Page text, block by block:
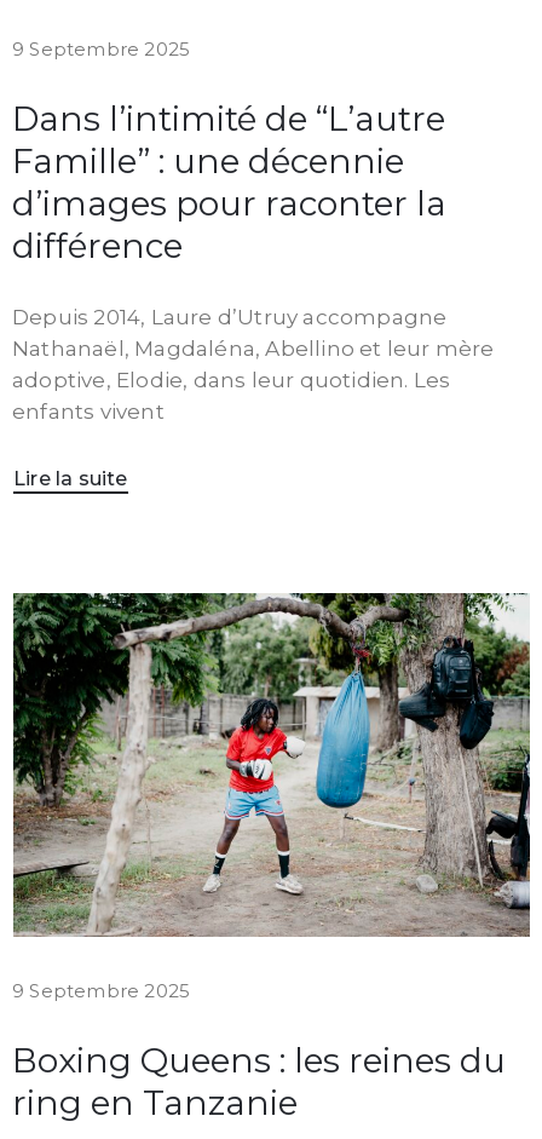
9 Septembre 2025
Dans l’intimité de “L’autre
Famille” : une décennie
d’images pour raconter la
différence
Depuis 2014, Laure d’Utruy accompagne
Nathanaël, Magdaléna, Abellino et leur mère
adoptive, Elodie, dans leur quotidien. Les
enfants vivent
Lire la suite
9 Septembre 2025
Boxing Queens : les reines du
ring en Tanzanie